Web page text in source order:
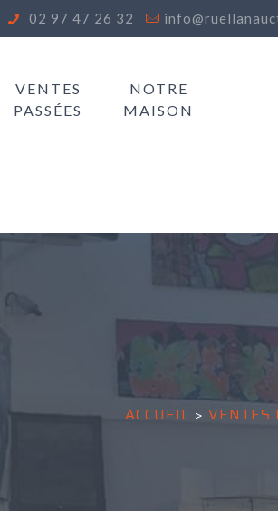
02 97 47 26 32
VENTES
PASSÉES
NOTRE
MAISON
ACCUEIL > VENTES